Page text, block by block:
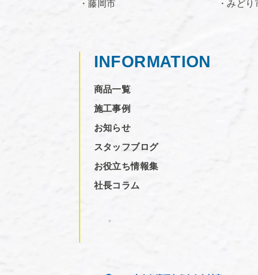
・藤岡市
・みどり
INFORMATION
商品一覧
施工事例
お知らせ
スタッフブログ
お役立ち情報集
社長コラム